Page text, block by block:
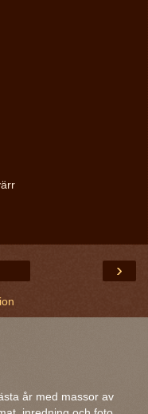
›
år med massor av